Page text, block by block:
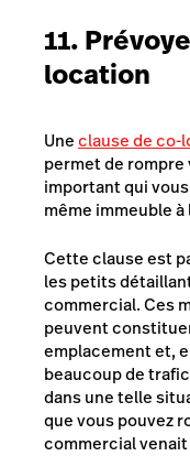
11.
location
Uneclause de co-
permet de
important qui
même immeuble
Cette clause est
les petits
commercial. Ces
peuvent
emplacement et,
beaucoup de
dans une telle
que vous pouvez
commercial